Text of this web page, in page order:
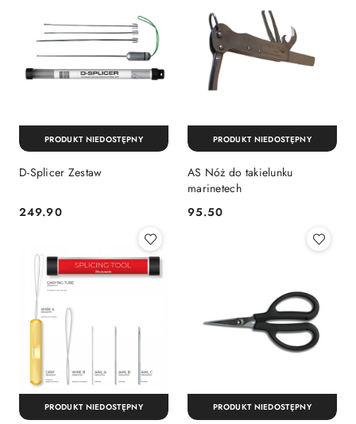
D-Splicer Zestaw
Cena:
249.90
PRODUKT NIEDOSTĘPNY
AS Nóż do takielunku
marinetech
Cena:
95.50
PRODUKT NIEDOSTĘPNY
PRODUKT NIEDOSTĘPNY PRODUKT NIEDOSTĘPNY